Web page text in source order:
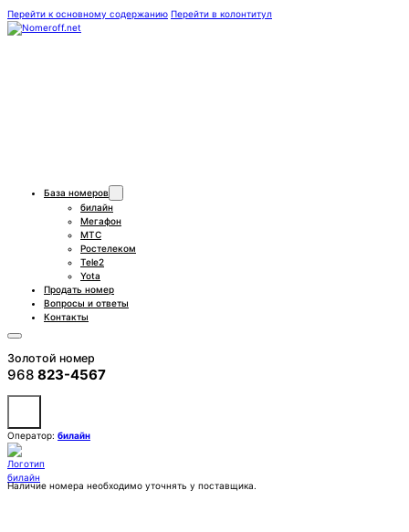
Перейти к основному содержанию Перейти в колонтитул
База номеров
билайн
Мегафон
МТС
Ростелеком
Tele2
Yota
Продать номер
Вопросы и ответы
Контакты
Золотой номер
968 823-4567
Оператор: билайн
Наличие номера необходимо уточнять у поставщика.